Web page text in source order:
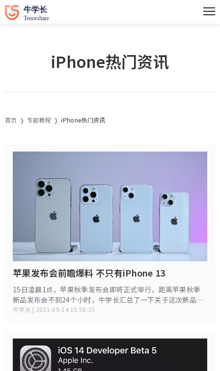
iPhone热门资讯
首页 专题教程 iPhone热门资讯
苹果发布会前瞻爆料 不只有iPhone 13
15日凌晨1点，苹果秋季发布会即将正式举行，距离苹果秋季
新品发布会不到24个小时，牛学长汇总了一下关于这次新品发
布会的最新消息，这些消息中有苹果13系列、MacBook系列、
牛学长 | 2021-09-14 15:58:35